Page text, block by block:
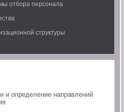
отбора персонала
структуры
и определение направлений